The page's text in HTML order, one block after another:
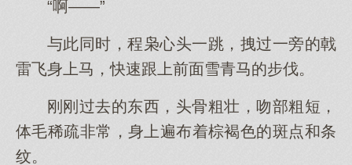
“啊——”
与此同时，程枭心头一跳，拽过一旁的戟
雷飞身上马，快速跟上前面雪青马的步伐。
刚刚过去的东西，头骨粗壮，吻部粗短，
体毛稀疏非常，身上遍布着棕褐色的斑点和条
纹。